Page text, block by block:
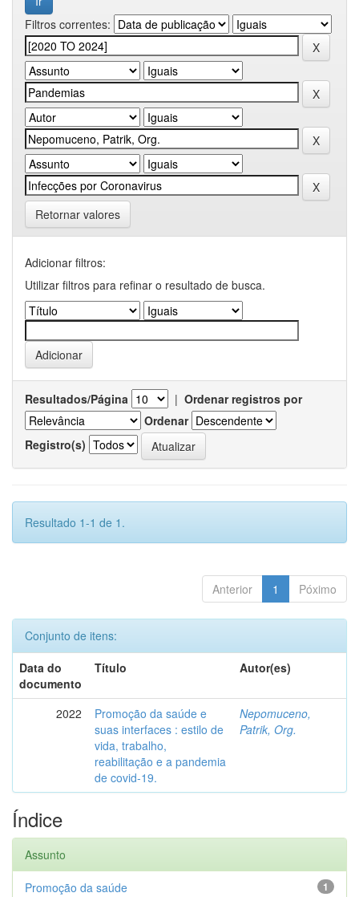
Filtros correntes:
Retornar valores
Adicionar filtros:
Utilizar filtros para refinar o resultado de busca.
Resultados/Página | Ordenar registros por
Ordenar
Registro(s)
Resultado 1-1 de 1.
Anterior 1 Póximo
Conjunto de itens:
Data do
documento
Título Autor(es)
2022
Promoção da saúde e
suas interfaces : estilo de
vida, trabalho,
reabilitação e a pandemia
de covid-19.
Nepomuceno,
Patrik, Org.
Índice
Assunto
1
Promoção da saúde